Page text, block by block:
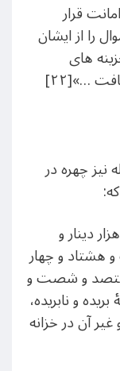
قرار
را از ایشان
های
…»[۲۲]
نیز چهره در
دینار و
هشتاد و چهار
هشتصد و شصت و
و نابریده،
آن در خزانه